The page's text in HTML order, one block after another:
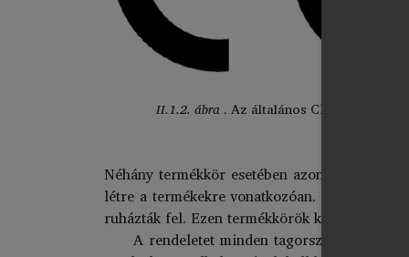
II.1.2. ábra . Az általános CE jelölés
Néhány termékkör esetében azonban az
létre a termékekre vonatkozóan. A
ruházták fel. Ezen termékkörök közé kerültek
A rendeletet minden tagországnak